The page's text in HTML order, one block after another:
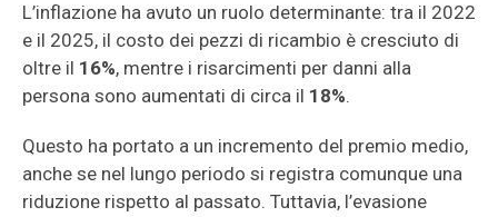
L’inflazione ha avuto un ruolo determinante: tra il 2022
e il 2025, il costo dei pezzi di ricambio è cresciuto di
oltre il 16%, mentre i risarcimenti per danni alla
persona sono aumentati di circa il 18%.
Questo ha portato a un incremento del premio medio,
anche se nel lungo periodo si registra comunque una
riduzione rispetto al passato. Tuttavia, l’evasione